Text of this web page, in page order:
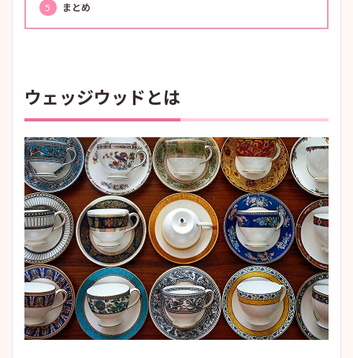
5 まとめ
ウェッジウッドとは